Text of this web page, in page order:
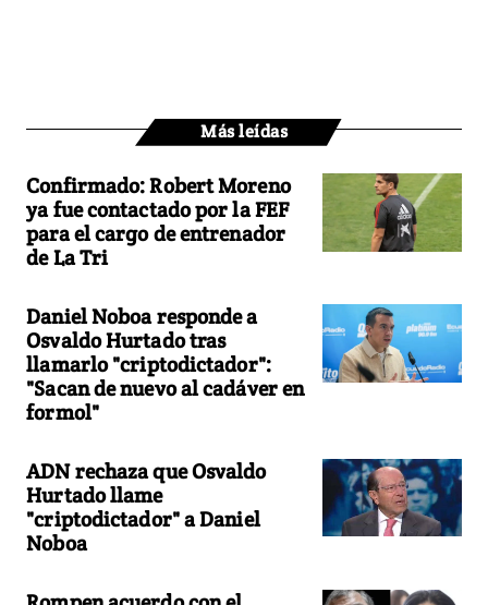
Más leídas
Confirmado: Robert Moreno
ya fue contactado por la FEF
para el cargo de entrenador
de La Tri
Daniel Noboa responde a
Osvaldo Hurtado tras
llamarlo "criptodictador":
"Sacan de nuevo al cadáver en
formol"
ADN rechaza que Osvaldo
Hurtado llame
"criptodictador" a Daniel
Noboa